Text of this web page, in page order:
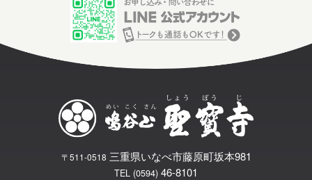
〒511-0518 三重県いなべ市藤原町坂本981
TEL (0594) 46-8101